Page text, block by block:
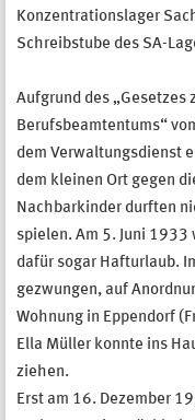
Konzentrationslager
Schreibstube des SA-
Aufgrund des „Gesetzes
Berufsbeamtentums“
dem Verwaltungsdienst
dem kleinen Ort gegen
Nachbarkinder durften
spielen. Am 5. Juni
dafür sogar Hafturlaub.
gezwungen, auf
Wohnung in Eppendorf
Ella Müller konnte ins
ziehen.
Erst am 16. Dezember